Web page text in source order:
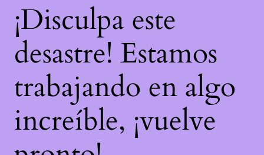
¡Disculpa este
desastre! Estamos
trabajando en algo
increíble, ¡vuelve